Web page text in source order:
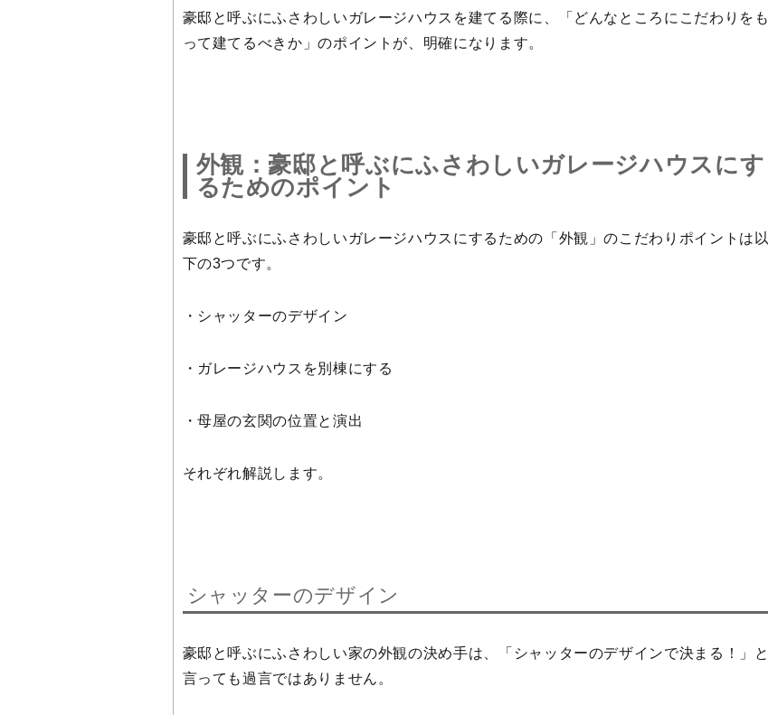
豪邸と呼ぶにふさわしいガレージハウスを建てる際に、「どんなところにこだわりをも
って建てるべきか」のポイントが、明確になります。
外観：豪邸と呼ぶにふさわしいガレージハウスにす
るためのポイント
豪邸と呼ぶにふさわしいガレージハウスにするための「外観」のこだわりポイントは以
下の3つです。
・シャッターのデザイン
・ガレージハウスを別棟にする
・母屋の玄関の位置と演出
それぞれ解説します。
シャッターのデザイン
豪邸と呼ぶにふさわしい家の外観の決め手は、「シャッターのデザインで決まる！」と
言っても過言ではありません。